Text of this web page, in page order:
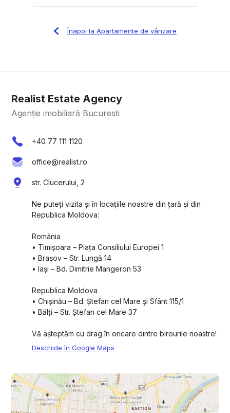
Înapoi la Apartamente de vânzare
Realist Estate Agency
Agenție imobiliară Bucuresti
+40 77 111 1120
office@realist.ro
str. Clucerului, 2
Ne puteți vizita și în locațiile noastre din țară și din
Republica Moldova:
România
•⁠ ⁠Timișoara – Piața Consiliului Europei 1
•⁠ ⁠Brașov – Str. Lungă 14
•⁠ ⁠Iași – Bd. Dimitrie Mangeron 53
Republica Moldova
•⁠ ⁠Chișinău – Bd. Ștefan cel Mare și Sfânt 115/1
•⁠ ⁠Bălți – Str. Ștefan cel Mare 37
Vă așteptăm cu drag în oricare dintre birourile noastre!
Deschide în Google Maps